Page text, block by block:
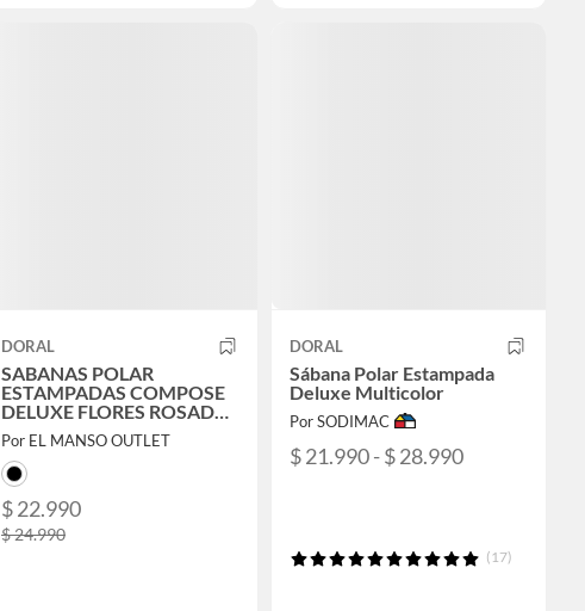
DORAL
SABANAS POLAR
ESTAMPADAS COMPOSE
DELUXE FLORES ROSADO
NEGRO 2 PLAZAS
Por EL MANSO OUTLET
$ 22.990
$ 24.990
DORAL
Sábana Polar Estampada
Deluxe Multicolor
Por SODIMAC
$ 21.990 - $ 28.990
(17)